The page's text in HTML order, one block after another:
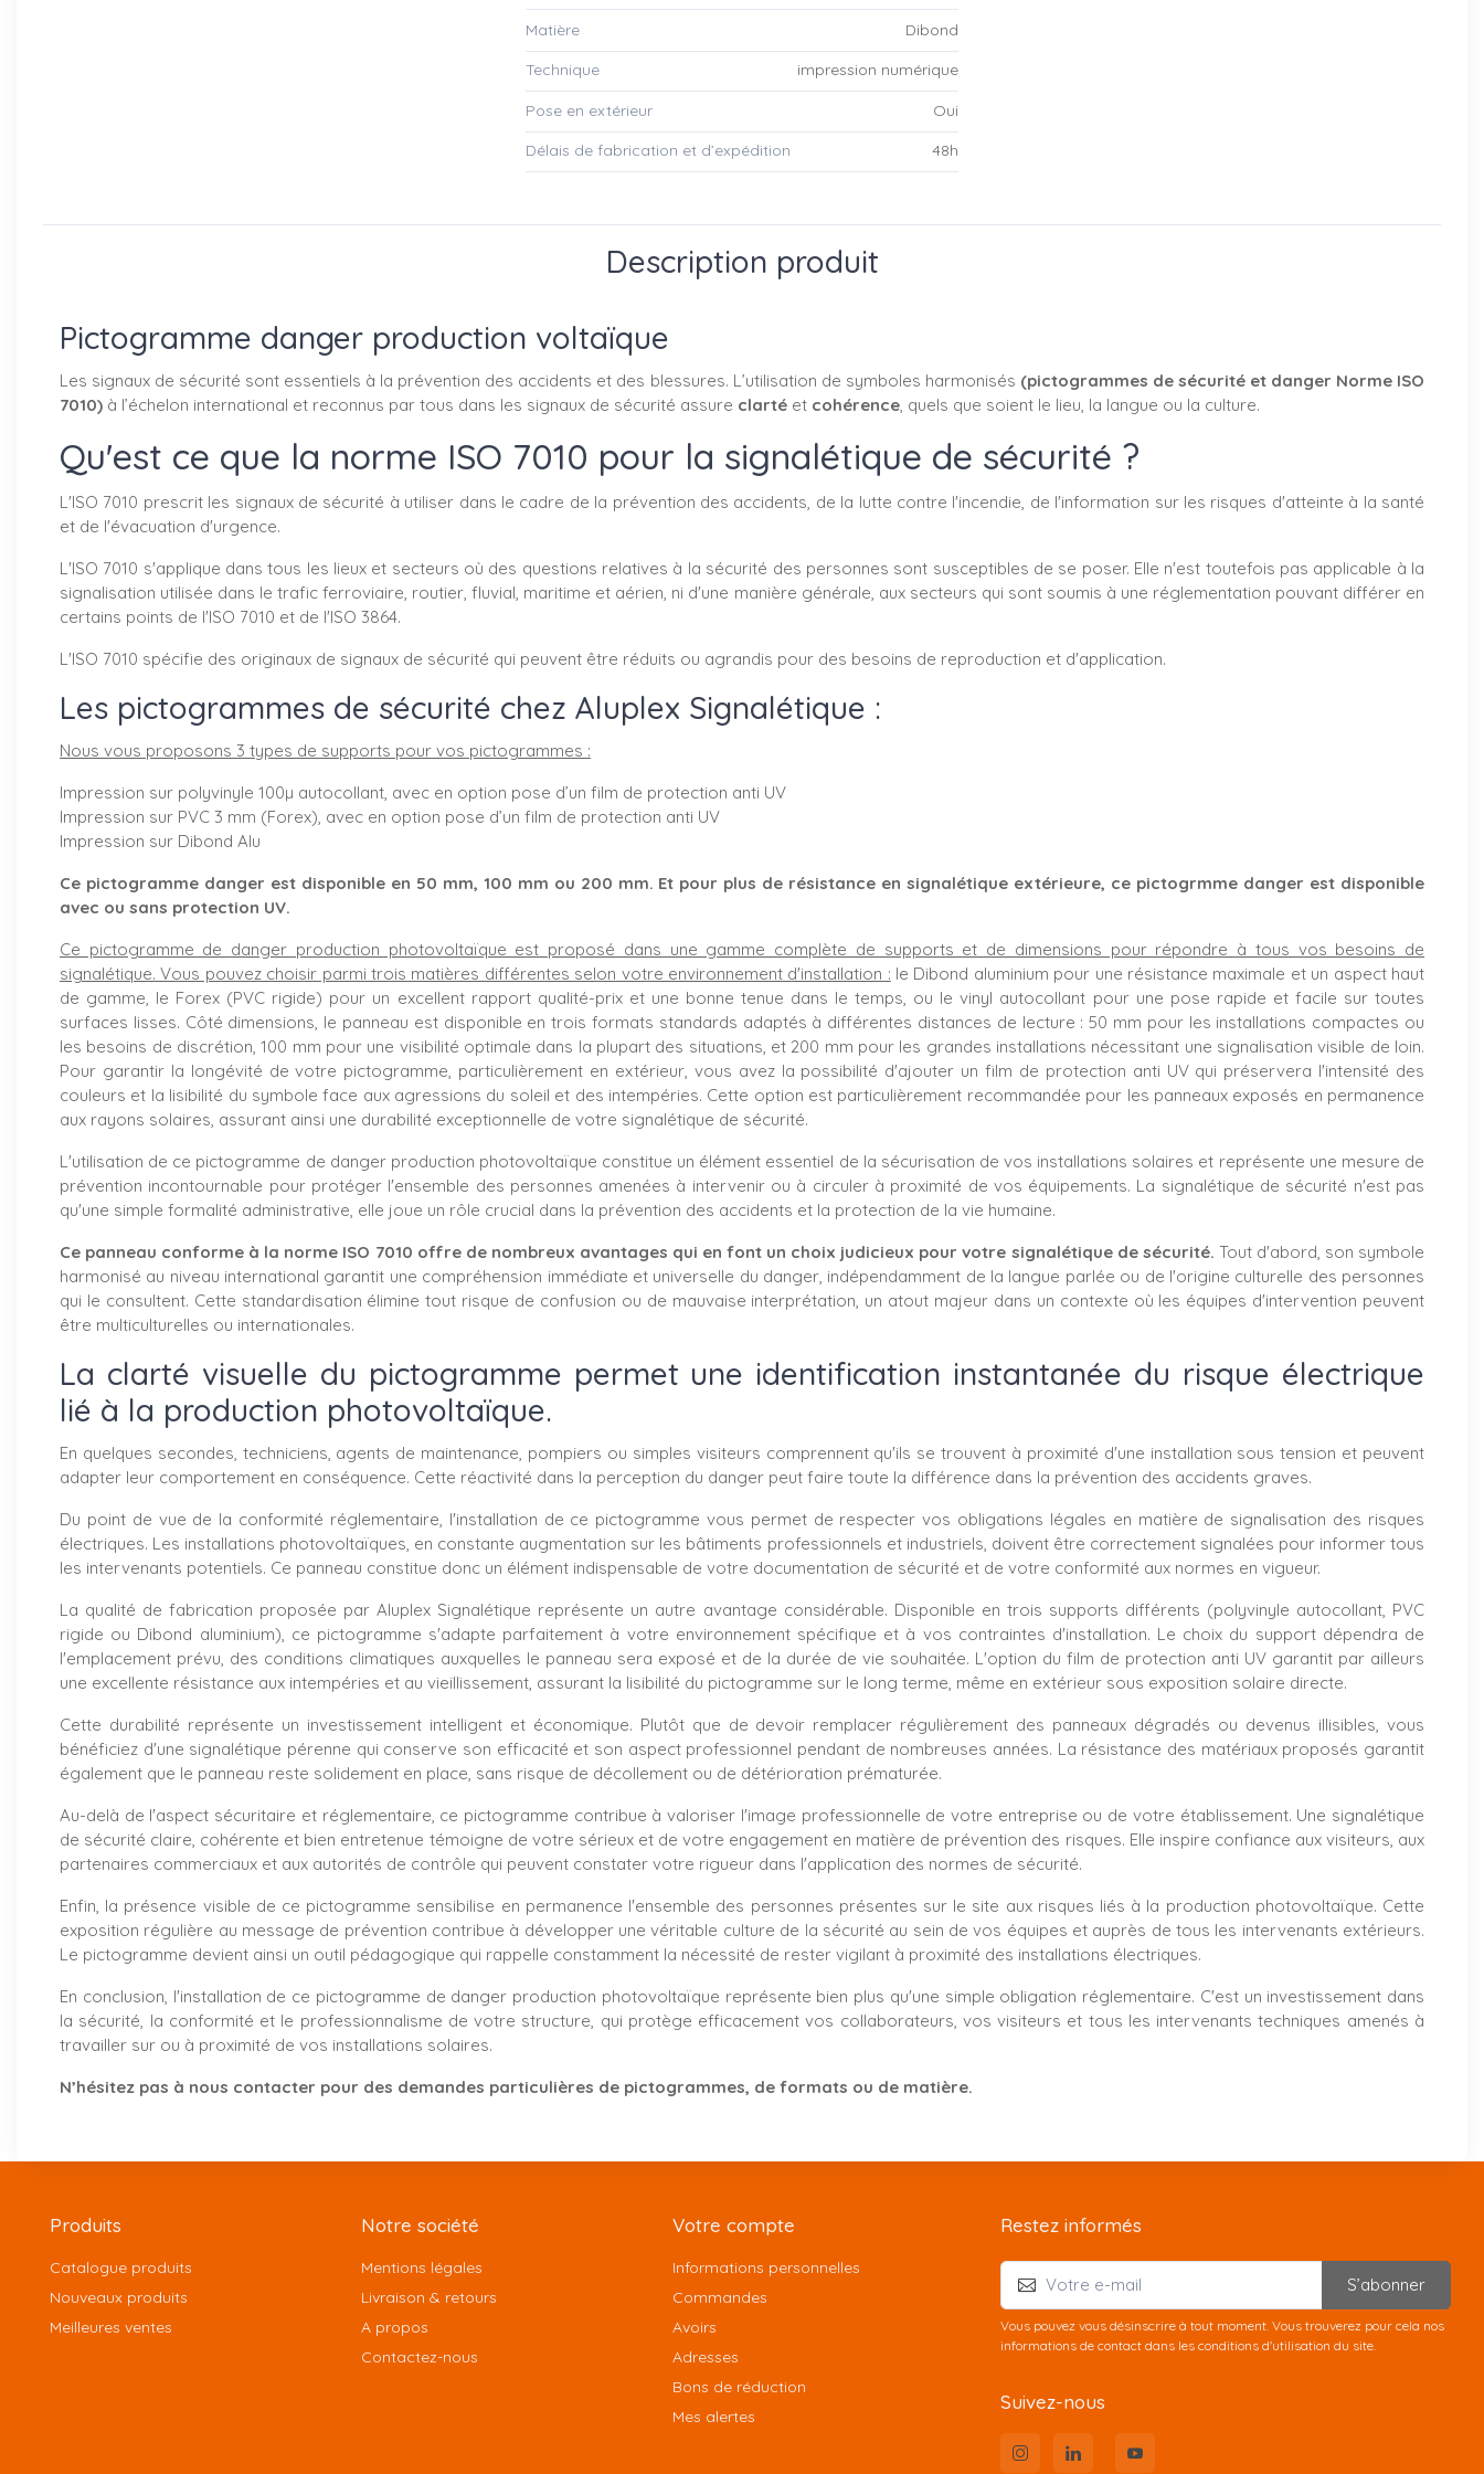
Matière Dibond
Technique impression numérique
Pose en extérieur Oui
Délais de fabrication et d’expédition 48h
Description produit
Pictogramme danger production voltaïque
Les signaux de sécurité sont essentiels à la prévention des accidents et des blessures. L’utilisation de symboles harmonisés (pictogrammes de sécurité et danger Norme ISO
7010) à l’échelon international et reconnus par tous dans les signaux de sécurité assure clarté et cohérence , quels que soient le lieu, la langue ou la culture.
Qu'est ce que la norme ISO 7010 pour la signalétique de sécurité ?
L'ISO 7010 prescrit les signaux de sécurité à utiliser dans le cadre de la prévention des accidents, de la lutte contre l'incendie, de l'information sur les risques d'atteinte à la santé
et de l'évacuation d'urgence.
L'ISO 7010 s'applique dans tous les lieux et secteurs où des questions relatives à la sécurité des personnes sont susceptibles de se poser. Elle n'est toutefois pas applicable à la
signalisation utilisée dans le trafic ferroviaire, routier, fluvial, maritime et aérien, ni d'une manière générale, aux secteurs qui sont soumis à une réglementation pouvant différer en
certains points de l'ISO 7010 et de l'ISO 3864.
L'ISO 7010 spécifie des originaux de signaux de sécurité qui peuvent être réduits ou agrandis pour des besoins de reproduction et d'application.
Les pictogrammes de sécurité chez Aluplex Signalétique :
Nous vous proposons 3 types de supports pour vos pictogrammes :
Impression sur polyvinyle 100µ autocollant, avec en option pose d’un film de protection anti UV
Impression sur PVC 3 mm (Forex), avec en option pose d’un film de protection anti UV
Impression sur Dibond Alu
Ce pictogramme danger est disponible en 50 mm, 100 mm ou 200 mm. Et pour plus de résistance en signalétique extérieure, ce pictogrmme danger est disponible
avec ou sans protection UV.
Ce pictogramme de danger production photovoltaïque est proposé dans une gamme complète de supports et de dimensions pour répondre à tous vos besoins de
signalétique. Vous pouvez choisir parmi trois matières différentes selon votre environnement d'installation : le Dibond aluminium pour une résistance maximale et un aspect haut
de gamme, le Forex (PVC rigide) pour un excellent rapport qualité-prix et une bonne tenue dans le temps, ou le vinyl autocollant pour une pose rapide et facile sur toutes
surfaces lisses. Côté dimensions, le panneau est disponible en trois formats standards adaptés à différentes distances de lecture : 50 mm pour les installations compactes ou
les besoins de discrétion, 100 mm pour une visibilité optimale dans la plupart des situations, et 200 mm pour les grandes installations nécessitant une signalisation visible de loin.
Pour garantir la longévité de votre pictogramme, particulièrement en extérieur, vous avez la possibilité d'ajouter un film de protection anti UV qui préservera l'intensité des
couleurs et la lisibilité du symbole face aux agressions du soleil et des intempéries. Cette option est particulièrement recommandée pour les panneaux exposés en permanence
aux rayons solaires, assurant ainsi une durabilité exceptionnelle de votre signalétique de sécurité.
L'utilisation de ce pictogramme de danger production photovoltaïque constitue un élément essentiel de la sécurisation de vos installations solaires et représente une mesure de
prévention incontournable pour protéger l'ensemble des personnes amenées à intervenir ou à circuler à proximité de vos équipements. La signalétique de sécurité n'est pas
qu'une simple formalité administrative, elle joue un rôle crucial dans la prévention des accidents et la protection de la vie humaine.
Ce panneau conforme à la norme ISO 7010 offre de nombreux avantages qui en font un choix judicieux pour votre signalétique de sécurité. Tout d'abord, son symbole
harmonisé au niveau international garantit une compréhension immédiate et universelle du danger, indépendamment de la langue parlée ou de l'origine culturelle des personnes
qui le consultent. Cette standardisation élimine tout risque de confusion ou de mauvaise interprétation, un atout majeur dans un contexte où les équipes d'intervention peuvent
être multiculturelles ou internationales.
La clarté visuelle du pictogramme permet une identification instantanée du risque électrique
lié à la production photovoltaïque.
En quelques secondes, techniciens, agents de maintenance, pompiers ou simples visiteurs comprennent qu'ils se trouvent à proximité d'une installation sous tension et peuvent
adapter leur comportement en conséquence. Cette réactivité dans la perception du danger peut faire toute la différence dans la prévention des accidents graves.
Du point de vue de la conformité réglementaire, l'installation de ce pictogramme vous permet de respecter vos obligations légales en matière de signalisation des risques
électriques. Les installations photovoltaïques, en constante augmentation sur les bâtiments professionnels et industriels, doivent être correctement signalées pour informer tous
les intervenants potentiels. Ce panneau constitue donc un élément indispensable de votre documentation de sécurité et de votre conformité aux normes en vigueur.
La qualité de fabrication proposée par Aluplex Signalétique représente un autre avantage considérable. Disponible en trois supports différents (polyvinyle autocollant, PVC
rigide ou Dibond aluminium), ce pictogramme s'adapte parfaitement à votre environnement spécifique et à vos contraintes d'installation. Le choix du support dépendra de
l'emplacement prévu, des conditions climatiques auxquelles le panneau sera exposé et de la durée de vie souhaitée. L'option du film de protection anti UV garantit par ailleurs
une excellente résistance aux intempéries et au vieillissement, assurant la lisibilité du pictogramme sur le long terme, même en extérieur sous exposition solaire directe.
Cette durabilité représente un investissement intelligent et économique. Plutôt que de devoir remplacer régulièrement des panneaux dégradés ou devenus illisibles, vous
bénéficiez d'une signalétique pérenne qui conserve son efficacité et son aspect professionnel pendant de nombreuses années. La résistance des matériaux proposés garantit
également que le panneau reste solidement en place, sans risque de décollement ou de détérioration prématurée.
Au-delà de l'aspect sécuritaire et réglementaire, ce pictogramme contribue à valoriser l'image professionnelle de votre entreprise ou de votre établissement. Une signalétique
de sécurité claire, cohérente et bien entretenue témoigne de votre sérieux et de votre engagement en matière de prévention des risques. Elle inspire confiance aux visiteurs, aux
partenaires commerciaux et aux autorités de contrôle qui peuvent constater votre rigueur dans l'application des normes de sécurité.
Enfin, la présence visible de ce pictogramme sensibilise en permanence l'ensemble des personnes présentes sur le site aux risques liés à la production photovoltaïque. Cette
exposition régulière au message de prévention contribue à développer une véritable culture de la sécurité au sein de vos équipes et auprès de tous les intervenants extérieurs.
Le pictogramme devient ainsi un outil pédagogique qui rappelle constamment la nécessité de rester vigilant à proximité des installations électriques.
En conclusion, l'installation de ce pictogramme de danger production photovoltaïque représente bien plus qu'une simple obligation réglementaire. C'est un investissement dans
la sécurité, la conformité et le professionnalisme de votre structure, qui protège efficacement vos collaborateurs, vos visiteurs et tous les intervenants techniques amenés à
travailler sur ou à proximité de vos installations solaires.
N’hésitez pas à nous contacter pour des demandes particulières de pictogrammes, de formats ou de matière.
Produits
Catalogue produits
Nouveaux produits
Meilleures ventes
Notre société
Mentions légales
Livraison & retours
A propos
Contactez-nous
Votre compte
Informations personnelles
Commandes
Avoirs
Adresses
Bons de réduction
Mes alertes
Restez informés
S’abonner
Vous pouvez vous désinscrire à tout moment. Vous trouverez pour cela nos
informations de contact dans les conditions d'utilisation du site.
Suivez-nous